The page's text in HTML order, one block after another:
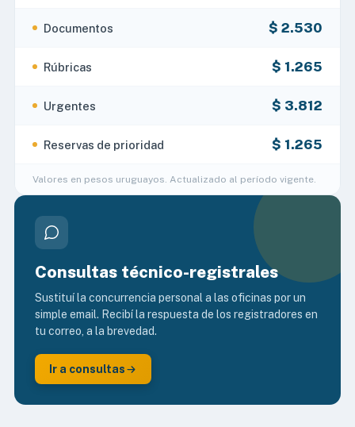
Documentos $ 2.530
Rúbricas $ 1.265
Urgentes $ 3.812
Reservas de prioridad $ 1.265
Valores en pesos uruguayos. Actualizado al período vigente.
Consultas técnico-registrales
Sustituí la concurrencia personal a las oficinas por un
simple email. Recibí la respuesta de los registradores en
tu correo, a la brevedad.
Ir a consultas